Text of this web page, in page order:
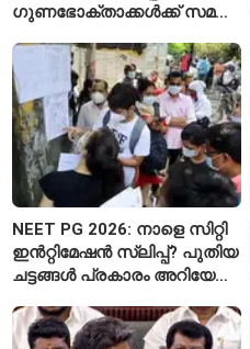
ഗുണഭോക്താക്കൾക്ക് സമയം
NEET PG 2026: നാളെ സിറ്റി
ഇൻറ്റിമേഷൻ സ്ലിപ്പ്? പുതിയ
ചട്ടങ്ങൾ പ്രകാരം അറിയേണ്ട